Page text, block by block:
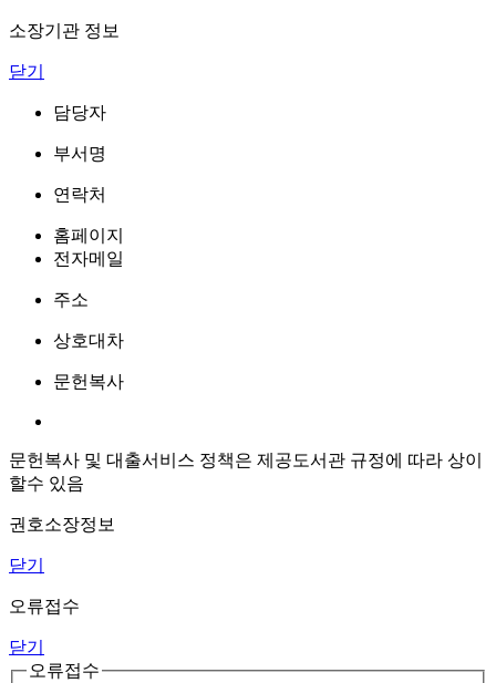
소장기관 정보
닫기
담당자
부서명
연락처
홈페이지
전자메일
주소
상호대차
문헌복사
문헌복사 및 대출서비스 정책은 제공도서관 규정에 따라 상이
할수 있음
권호소장정보
닫기
오류접수
닫기
오류접수